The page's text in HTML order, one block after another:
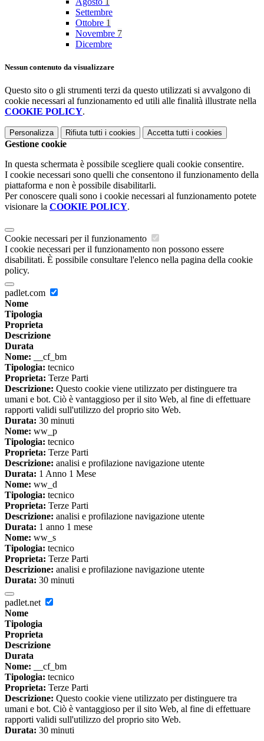
Settembre
Ottobre 1
Novembre 7
Dicembre
Nessun contenuto da visualizzare
Questo sito o gli strumenti terzi da questo utilizzati si avvalgono di
cookie necessari al funzionamento ed utili alle finalità illustrate nella
COOKIE POLICY.
Personalizza Rifiuta tutti i cookies Accetta tutti i cookies
Gestione cookie
In questa schermata è possibile scegliere quali cookie consentire.
I cookie necessari sono quelli che consentono il funzionamento della
piattaforma e non è possibile disabilitarli.
Per conoscere quali sono i cookie necessari al funzionamento potete
visionare la COOKIE POLICY.
Cookie necessari per il funzionamento
I cookie necessari per il funzionamento non possono essere
disabilitati. È possibile consultare l'elenco nella pagina della cookie
policy.
padlet.com
Nome
Tipologia
Proprieta
Descrizione
Durata
Nome: __cf_bm
Tipologia: tecnico
Proprieta: Terze Parti
Descrizione: Questo cookie viene utilizzato per distinguere tra
umani e bot. Ciò è vantaggioso per il sito Web, al fine di effettuare
rapporti validi sull'utilizzo del proprio sito Web.
Durata: 30 minuti
Nome: ww_p
Tipologia: tecnico
Proprieta: Terze Parti
Descrizione: analisi e profilazione navigazione utente
Durata: 1 Anno 1 Mese
Nome: ww_d
Tipologia: tecnico
Proprieta: Terze Parti
Descrizione: analisi e profilazione navigazione utente
Durata: 1 anno 1 mese
Nome: ww_s
Tipologia: tecnico
Proprieta: Terze Parti
Descrizione: analisi e profilazione navigazione utente
Durata: 30 minuti
padlet.net
Nome
Tipologia
Proprieta
Descrizione
Durata
Nome: __cf_bm
Tipologia: tecnico
Proprieta: Terze Parti
Descrizione: Questo cookie viene utilizzato per distinguere tra
umani e bot. Ciò è vantaggioso per il sito Web, al fine di effettuare
rapporti validi sull'utilizzo del proprio sito Web.
Durata: 30 minuti